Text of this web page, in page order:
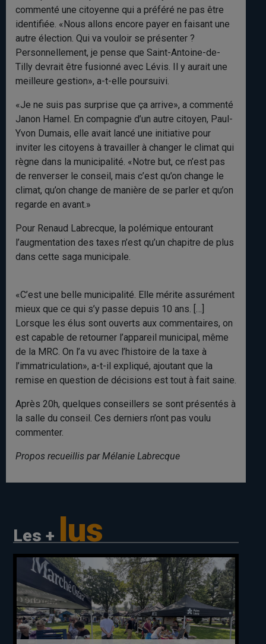
commenté une citoyenne qui a préféré ne pas être
identifiée. «Nous allons encore payer en faisant une
autre élection. Qui va vouloir se présenter ?
Personnellement, je pense que Saint-Antoine-de-
Tilly devrait être fusionné avec Lévis. Il y aurait une
meilleure gestion», a-t-elle poursuivi.
«Je ne suis pas surprise que ça arrive», a commenté
Janon Hamel. En compagnie d’un autre citoyen, Paul-
Yvon Dumais, elle avait lancé une initiative pour
inviter les citoyens à travailler à changer le climat qui
règne dans la municipalité. «Notre but, ce n’est pas
de renverser le conseil, mais c’est qu’on change le
climat, qu’on change de manière de se parler et qu’on
regarde en avant.»
Pour Renaud Labrecque, la polémique entourant
l’augmentation des taxes n’est qu’un chapitre de plus
dans cette saga municipale.
«C’est une belle municipalité. Elle mérite assurément
mieux que ce qui s’y passe depuis 10 ans. […]
Lorsque les élus sont ouverts aux commentaires, on
est capable de retourner l’appareil municipal, même
de la MRC. On l’a vu avec l’histoire de la taxe à
l’immatriculation», a-t-il expliqué, ajoutant que la
remise en question de décisions est tout à fait saine.
Après 20h, quelques conseillers se sont présentés à
la salle du conseil. Ces derniers n’ont pas voulu
commenter.
Propos recueillis par Mélanie Labrecque
Les + lus